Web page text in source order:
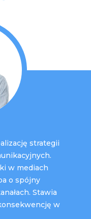
strategii
w mediach
o spójny
Stawia
w